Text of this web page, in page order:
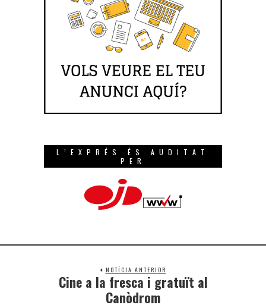
L’EXPRÉS ÉS AUDITAT
PER
NOTÍCIA ANTERIOR
Cine a la fresca i gratuït al
Canòdrom